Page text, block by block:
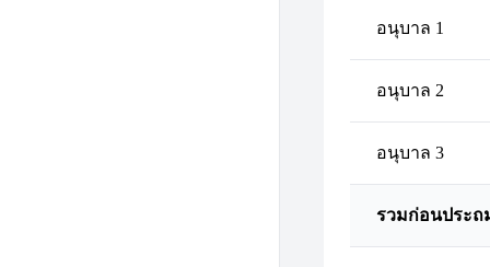
อนุบาล 1
อนุบาล 2
อนุบาล 3
รวมก่อนประถ